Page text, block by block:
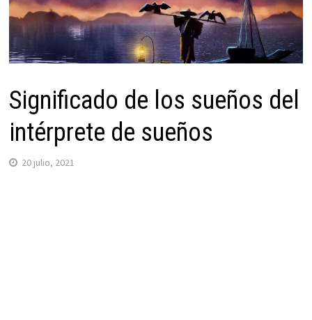
Significado de los sueños del
intérprete de sueños
20 julio, 2021